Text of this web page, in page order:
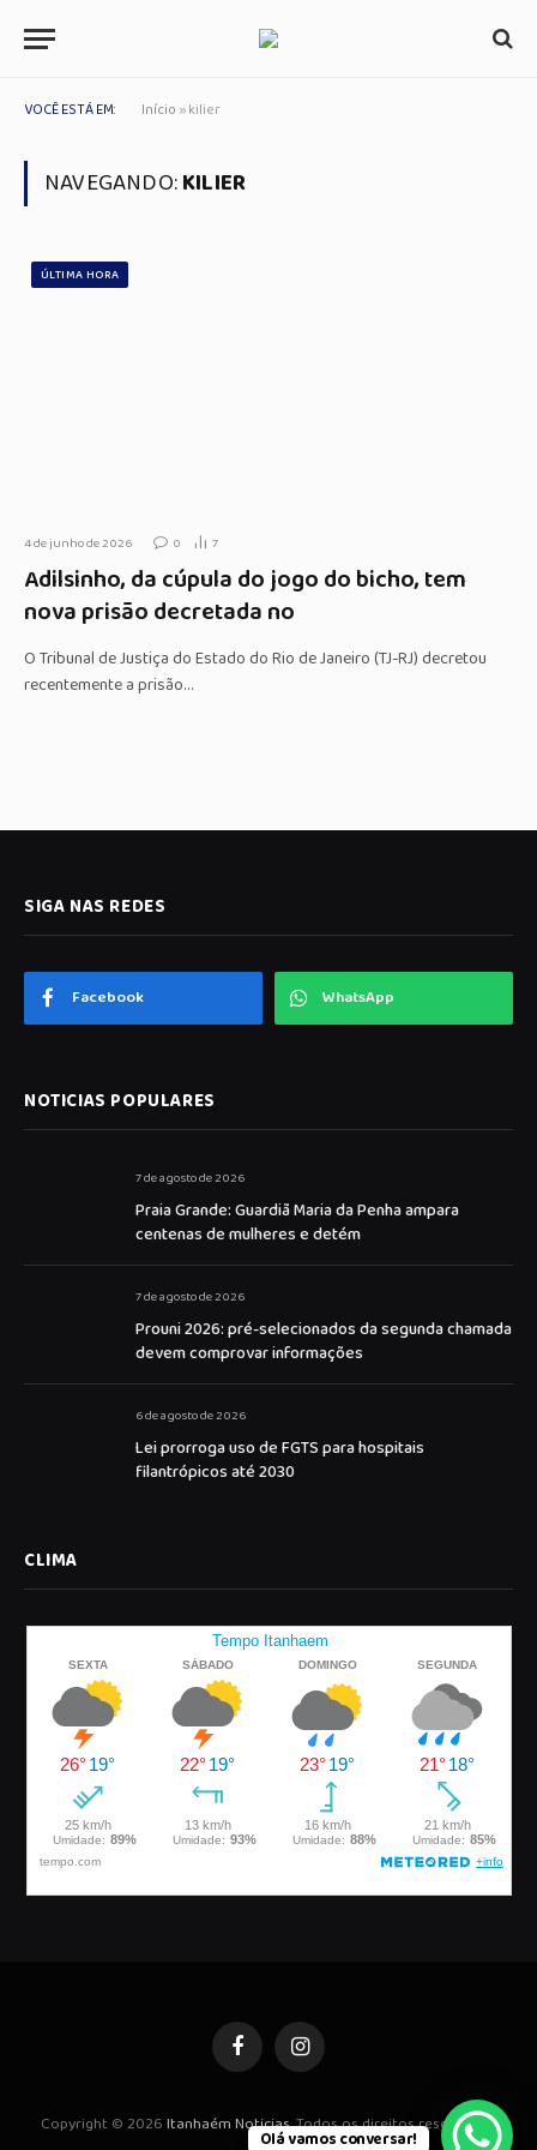
VOCÊ ESTÁ EM: Início »kilier
NAVEGANDO:KILIER
ÚLTIMA HORA
4 de junho de 2026 0 7
Adilsinho, da cúpula do jogo do bicho, tem
nova prisão decretada no
O Tribunal de Justiça do Estado do Rio de Janeiro (TJ-RJ) decretou
recentemente a prisão…
SIGA NAS REDES
Facebook WhatsApp
NOTICIAS POPULARES
7 de agosto de 2026
Praia Grande: Guardiã Maria da Penha ampara
centenas de mulheres e detém
7 de agosto de 2026
Prouni 2026: pré-selecionados da segunda chamada
devem comprovar informações
6 de agosto de 2026
Lei prorroga uso de FGTS para hospitais
filantrópicos até 2030
CLIMA
FacebookInstagram
Copyright © 2026Itanhaém Noticias. Todos os direitos reservados.
Olá vamos conversar!